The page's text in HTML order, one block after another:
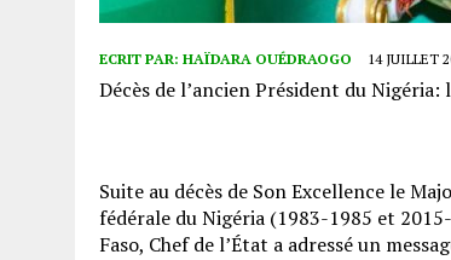
ECRIT PAR: HAÏDARA OUÉDRAOGO 14 JUILLET
Décès de l’ancien Président du
Suite au décès de Son Excellence le
fédérale du Nigéria (1983-1985 et
Faso, Chef de l’État a adressé un